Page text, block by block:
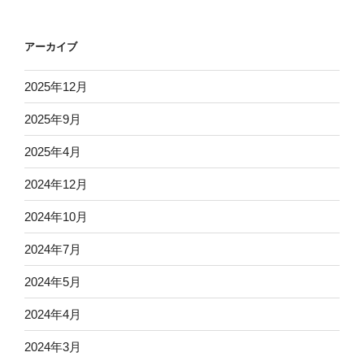
アーカイブ
2025年12月
2025年9月
2025年4月
2024年12月
2024年10月
2024年7月
2024年5月
2024年4月
2024年3月